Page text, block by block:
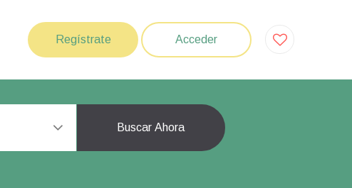
Regístrate Acceder
Buscar Ahora